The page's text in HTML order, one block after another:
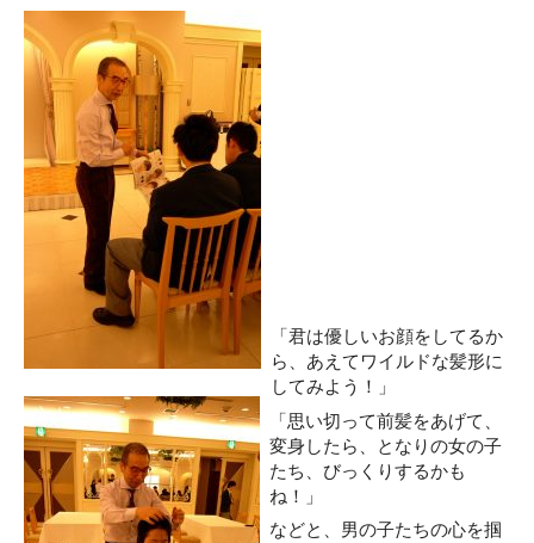
「君は優しいお顔をしてるか
ら、あえてワイルドな髪形に
してみよう！」
「思い切って前髪をあげて、
変身したら、となりの女の子
たち、びっくりするかも
ね！」
などと、男の子たちの心を掴